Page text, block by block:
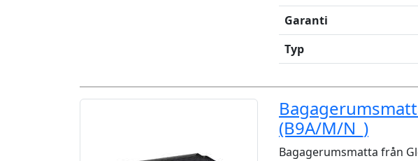
Garanti
Typ
(B9A/M/N_)
Bagagerumsmatta från